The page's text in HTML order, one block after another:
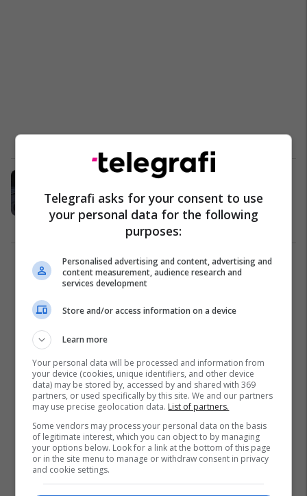
Skenat qesharake në garë, çiklistët
e befasuar me rivalin e pazakontë
(Video)
Fun Lajme 01/02/2018
1
Telegrafi asks for your consent to use
your personal data for the following
purposes:
Personalised advertising and content, advertising and
content measurement, audience research and
services development
Store and/or access information on a device
Learn more
Your personal data will be processed and information from
your device (cookies, unique identifiers, and other device
data) may be stored by, accessed by and shared with 369
partners, or used specifically by this site. We and our partners
may use precise geolocation data. List of partners.
Some vendors may process your personal data on the basis
of legitimate interest, which you can object to by managing
your options below. Look for a link at the bottom of this page
or in the site menu to manage or withdraw consent in privacy
and cookie settings.